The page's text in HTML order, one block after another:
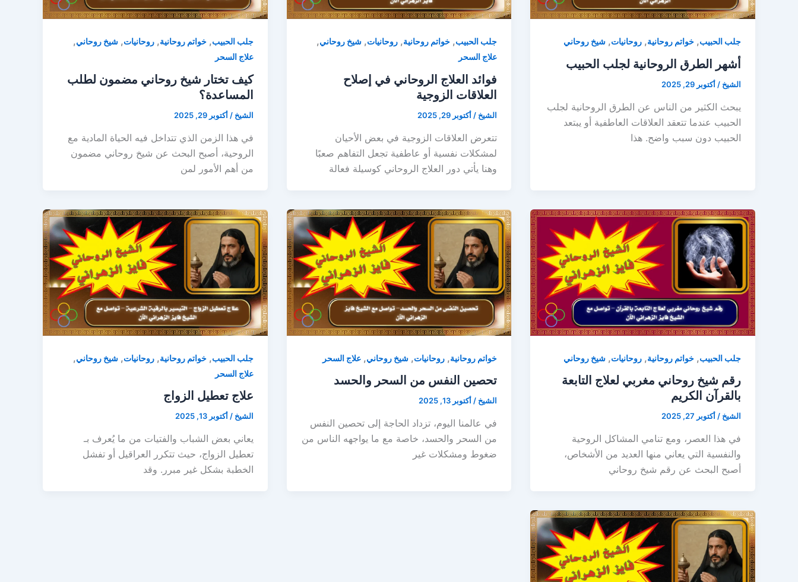
جلب الحبيب, خواتم روحانية, روحانيات, شيخ روحاني
أشهر الطرق الروحانية لجلب الحبيب
الشيخ / أكتوبر 29, 2025
يبحث الكثير من الناس عن الطرق الروحانية لجلب
الحبيب عندما تتعقد العلاقات العاطفية أو يبتعد
الحبيب دون سبب واضح. هذا
جلب الحبيب, خواتم روحانية, روحانيات, شيخ روحاني,
علاج السحر
فوائد العلاج الروحاني في إصلاح
العلاقات الزوجية
الشيخ / أكتوبر 29, 2025
تتعرض العلاقات الزوجية في بعض الأحيان
لمشكلات نفسية أو عاطفية تجعل التفاهم صعبًا
وهنا يأتي دور العلاج الروحاني كوسيلة فعالة
جلب الحبيب,خواتم روحانية,روحانيات,شيخ روحاني,
علاج السحر
كيف تختار شيخ روحاني مضمون لطلب
المساعدة؟
الشيخ/أكتوبر 29, 2025
في هذا الزمن الذي تتداخل فيه الحياة المادية مع
الروحية، أصبح البحث عن شيخ روحاني مضمون
من أهم الأمور لمن
جلب الحبيب, خواتم روحانية, روحانيات, شيخ روحاني
رقم شيخ روحاني مغربي لعلاج التابعة
بالقرآن الكريم
الشيخ /أكتوبر 27, 2025
في هذا العصر، ومع تنامي المشاكل الروحية
والنفسية التي يعاني منها العديد من الأشخاص،
أصبح البحث عن رقم شيخ روحاني
خواتم روحانية, روحانيات, شيخ روحاني, علاج السحر
تحصين النفس من السحر والحسد
الشيخ /أكتوبر 13, 2025
في عالمنا اليوم، تزداد الحاجة إلى تحصين النفس
من السحر والحسد، خاصة مع ما يواجهه الناس من
ضغوط ومشكلات غير
جلب الحبيب,خواتم روحانية,روحانيات,شيخ روحاني,
علاج السحر
علاج تعطيل الزواج
الشيخ/أكتوبر 13, 2025
يعاني بعض الشباب والفتيات من ما يُعرف بـ
تعطيل الزواج، حيث تتكرر العراقيل أو تفشل
الخطبة بشكل غير مبرر. وقد